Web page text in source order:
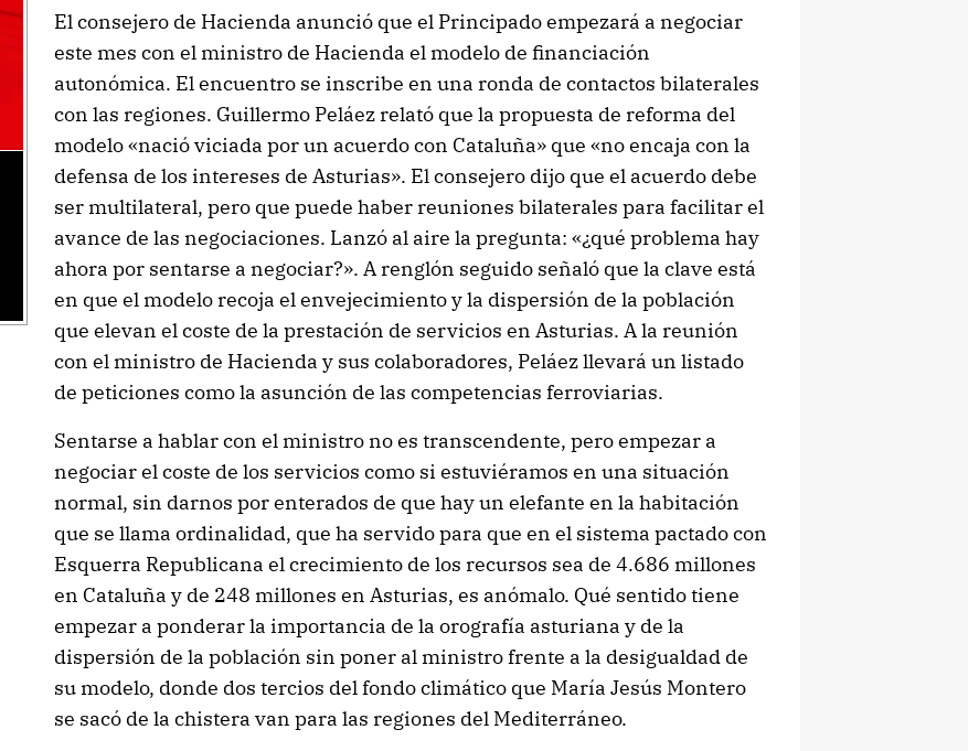
El consejero de Hacienda anunció que el Principado empezará a negociar
este mes con el ministro de Hacienda el modelo de financiación
autonómica. El encuentro se inscribe en una ronda de contactos bilaterales
con las regiones. Guillermo Peláez relató que la propuesta de reforma del
modelo «nació viciada por un acuerdo con Cataluña» que «no encaja con la
defensa de los intereses de Asturias». El consejero dijo que el acuerdo debe
ser multilateral, pero que puede haber reuniones bilaterales para facilitar el
avance de las negociaciones. Lanzó al aire la pregunta: «¿qué problema hay
ahora por sentarse a negociar?». A renglón seguido señaló que la clave está
en que el modelo recoja el envejecimiento y la dispersión de la población
que elevan el coste de la prestación de servicios en Asturias. A la reunión
con el ministro de Hacienda y sus colaboradores, Peláez llevará un listado
de peticiones como la asunción de las competencias ferroviarias.
Sentarse a hablar con el ministro no es transcendente, pero empezar a
negociar el coste de los servicios como si estuviéramos en una situación
normal, sin darnos por enterados de que hay un elefante en la habitación
que se llama ordinalidad, que ha servido para que en el sistema pactado con
Esquerra Republicana el crecimiento de los recursos sea de 4.686 millones
en Cataluña y de 248 millones en Asturias, es anómalo. Qué sentido tiene
empezar a ponderar la importancia de la orografía asturiana y de la
dispersión de la población sin poner al ministro frente a la desigualdad de
su modelo, donde dos tercios del fondo climático que María Jesús Montero
se sacó de la chistera van para las regiones del Mediterráneo.